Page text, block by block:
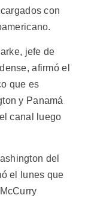
con
jefe de
afirmó el
que es
y Panamá
canal luego
del
el lunes que